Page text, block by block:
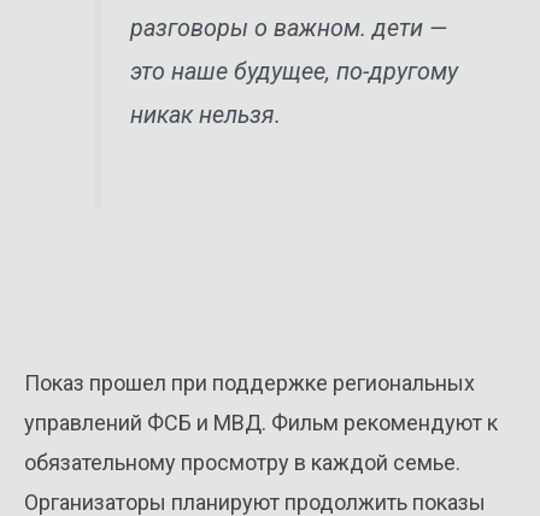
разговоры о важном. дети —
это наше будущее, по-другому
никак нельзя.
Показ прошел при поддержке региональных
управлений ФСБ и МВД. Фильм рекомендуют к
обязательному просмотру в каждой семье.
Организаторы планируют продолжить показы